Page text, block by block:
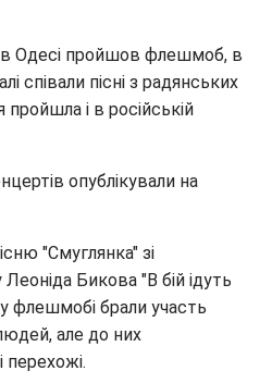
в Одесі пройшов флешмоб, в
співали пісні з радянських
пройшла і в російській
опублікували на
"Смуглянка" зі
Бикова "В бій ідуть
флешмобі брали участь
але до них
перехожі.